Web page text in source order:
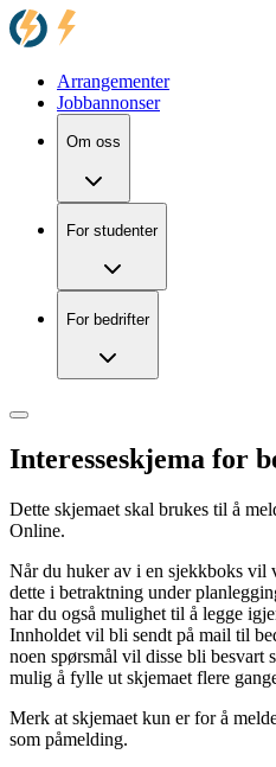
Arrangementer
Jobbannonser
Om oss
For studenter
For bedrifter
Interesseskjema for
Dette skjemaet skal brukes til å
Online.
Når du huker av i en sjekkboks vil
dette i betraktning under
har du også mulighet til å legge
Innholdet vil bli sendt på mail til
noen spørsmål vil disse bli besvart
mulig å fylle ut skjemaet flere
Merk at skjemaet kun er for å
som påmelding.